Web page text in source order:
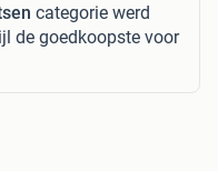
categorie werd
de goedkoopste voor